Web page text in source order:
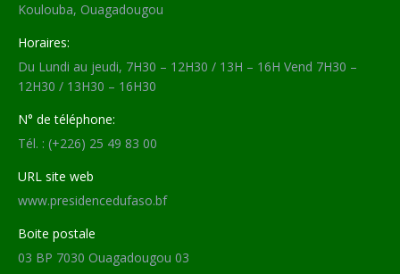
Koulouba, Ouagadougou
Horaires:
Du Lundi au jeudi, 7H30 – 12H30 / 13H – 16H Vend 7H30 –
12H30 / 13H30 – 16H30
N° de téléphone:
Tél. : (+226) 25 49 83 00
URL site web
www.presidencedufaso.bf
Boite postale
03 BP 7030 Ouagadougou 03